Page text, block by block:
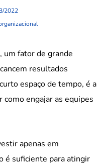
2022
um fator de grande
resultados
espaço de tempo, é a
engajar as equipes
apenas em
é suficiente para atingir